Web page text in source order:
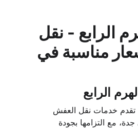
الرابع - نقل
مناسبة في
الرابع
تقدم خدمات نقل العفش
مع التزامها بجودة